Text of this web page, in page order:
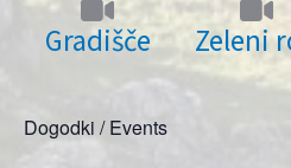
Gradišče Zeleni
Dogodki / Events